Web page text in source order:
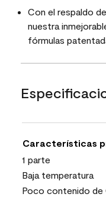
Con el respaldo
nuestra
fórmulas
Características
1 parte
Baja temperatura
Poco contenido de